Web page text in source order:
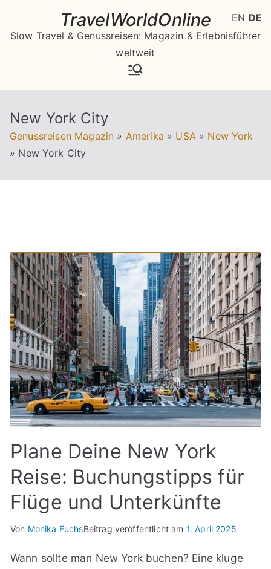
springen
TravelWorldOnline
Slow Travel & Genussreisen: Magazin & Erlebnisführer
weltweit
New York City
Genussreisen Magazin » Amerika » USA » New York
» New York City
Plane Deine New York
Reise: Buchungstipps für
Flüge und Unterkünfte
Von Monika FuchsBeitrag veröffentlicht am 1. April 2025
Wann sollte man New York buchen? Eine kluge
EN DE